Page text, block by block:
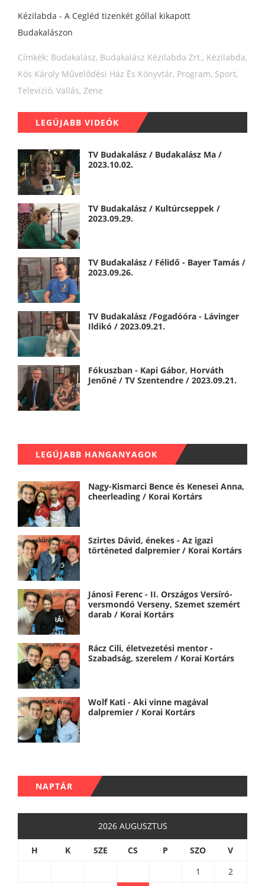
Kézilabda - A Cegléd tizenkét góllal kikapott
Budakalászon
Címkék: Budakalász, Budakalász Kézilabda Zrt., Kézilabda,
Kós Károly Művelődési Ház És Könyvtár, Program, Sport,
Televízió, Vallás, Zene
LEGÚJABB VIDEÓK
TV Budakalász / Budakalász Ma /
2023.10.02.
TV Budakalász / Kultúrcseppek /
2023.09.29.
TV Budakalász / Félidő - Bayer Tamás /
2023.09.26.
TV Budakalász /Fogadóóra - Lávinger
Ildikó / 2023.09.21.
Fókuszban - Kapi Gábor, Horváth
Jenőné / TV Szentendre / 2023.09.21.
LEGÚJABB HANGANYAGOK
Nagy-Kismarci Bence és Kenesei Anna,
cheerleading / Korai Kortárs
Szirtes Dávid, énekes - Az igazi
történeted dalpremier / Korai Kortárs
Jánosi Ferenc - II. Országos Versíró-
versmondó Verseny, Szemet szemért
darab / Korai Kortárs
Rácz Cili, életvezetési mentor -
Szabadság, szerelem / Korai Kortárs
Wolf Kati - Aki vinne magával
dalpremier / Korai Kortárs
NAPTÁR
2026 AUGUSZTUS
H K SZE CS P SZO
V
1
2